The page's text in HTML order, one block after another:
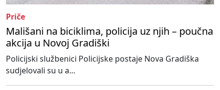
Priče
Mališani na biciklima, policija uz njih – poučna
akcija u Novoj Gradiški
Policijski službenici Policijske postaje Nova Gradiška
sudjelovali su u a...